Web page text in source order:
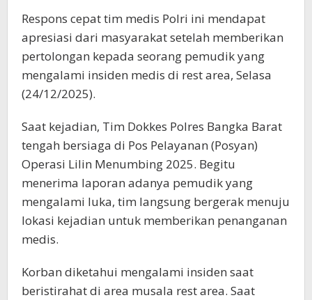
Respons cepat tim medis Polri ini mendapat
apresiasi dari masyarakat setelah memberikan
pertolongan kepada seorang pemudik yang
mengalami insiden medis di rest area, Selasa
(24/12/2025).
Saat kejadian, Tim Dokkes Polres Bangka Barat
tengah bersiaga di Pos Pelayanan (Posyan)
Operasi Lilin Menumbing 2025. Begitu
menerima laporan adanya pemudik yang
mengalami luka, tim langsung bergerak menuju
lokasi kejadian untuk memberikan penanganan
medis.
Korban diketahui mengalami insiden saat
beristirahat di area musala rest area. Saat